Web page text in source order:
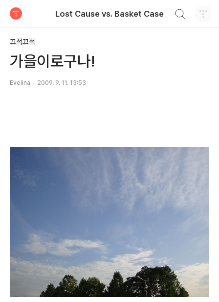
Lost Cause vs. Basket Case
끄적끄적
가을이로구나!
Evelina 2009. 9. 11. 13:53